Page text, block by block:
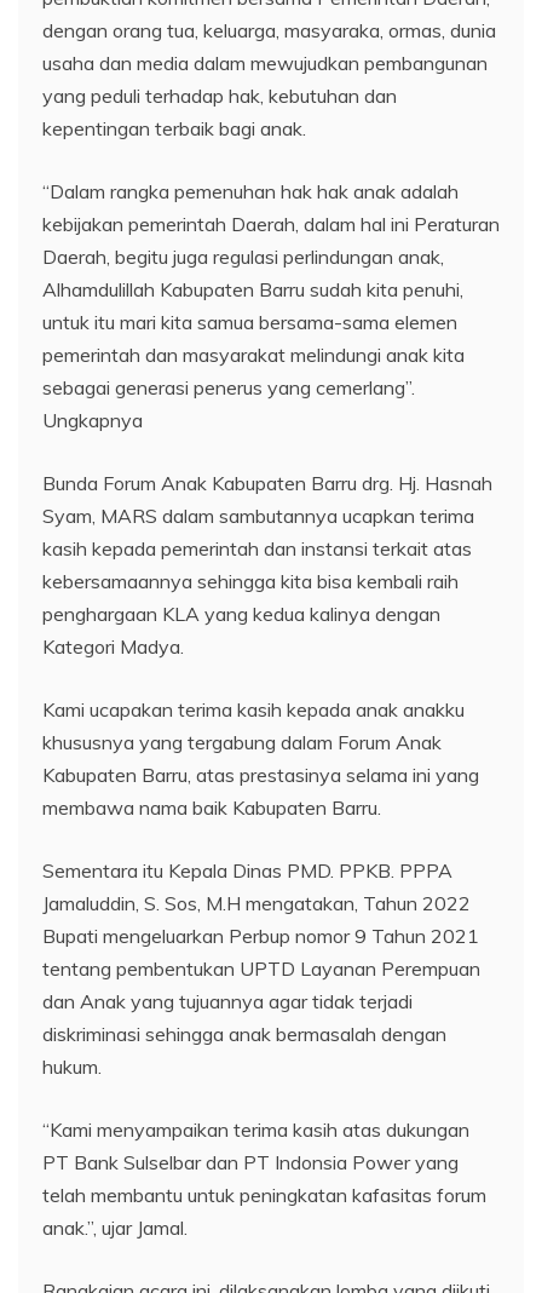
dengan orang tua, keluarga, masyaraka, ormas, dunia
usaha dan media dalam mewujudkan pembangunan
yang peduli terhadap hak, kebutuhan dan
kepentingan terbaik bagi anak.
“Dalam rangka pemenuhan hak hak anak adalah
kebijakan pemerintah Daerah, dalam hal ini Peraturan
Daerah, begitu juga regulasi perlindungan anak,
Alhamdulillah Kabupaten Barru sudah kita penuhi,
untuk itu mari kita samua bersama-sama elemen
pemerintah dan masyarakat melindungi anak kita
sebagai generasi penerus yang cemerlang”.
Ungkapnya
Bunda Forum Anak Kabupaten Barru drg. Hj. Hasnah
Syam, MARS dalam sambutannya ucapkan terima
kasih kepada pemerintah dan instansi terkait atas
kebersamaannya sehingga kita bisa kembali raih
penghargaan KLA yang kedua kalinya dengan
Kategori Madya.
Kami ucapakan terima kasih kepada anak anakku
khususnya yang tergabung dalam Forum Anak
Kabupaten Barru, atas prestasinya selama ini yang
membawa nama baik Kabupaten Barru.
Sementara itu Kepala Dinas PMD. PPKB. PPPA
Jamaluddin, S. Sos, M.H mengatakan, Tahun 2022
Bupati mengeluarkan Perbup nomor 9 Tahun 2021
tentang pembentukan UPTD Layanan Perempuan
dan Anak yang tujuannya agar tidak terjadi
diskriminasi sehingga anak bermasalah dengan
hukum.
“Kami menyampaikan terima kasih atas dukungan
PT Bank Sulselbar dan PT Indonsia Power yang
telah membantu untuk peningkatan kafasitas forum
anak.”, ujar Jamal.